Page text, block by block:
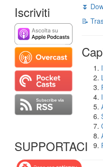
Iscriviti
SUPPORTACI
⏬
📝